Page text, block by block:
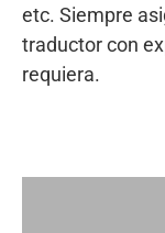
etc. Siempre
traductor con
requiera.